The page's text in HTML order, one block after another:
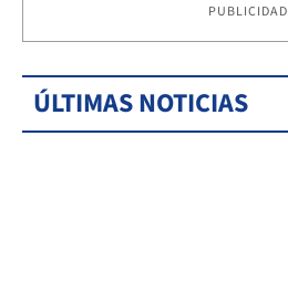
PUBLICIDAD
ÚLTIMAS NOTICIAS